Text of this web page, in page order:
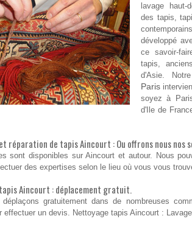
lavage haut-
des tapis,
développé
ce savoir-
tapis,
d'Asie.
Paris
soyez à
d'Ile de
réparation de tapis Aincourt : Ou offrons nous nos
sont disponibles sur Aincourt et autour. Nous
des expertises selon le lieu où vous vous
Aincourt : déplacement gratuit.
déplaçons gratuitement dans de nombreuses
effectuer un devis. Nettoyage tapis Aincourt :